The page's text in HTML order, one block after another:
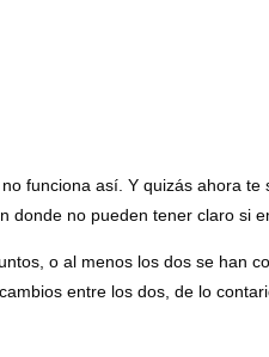
funciona así. Y quizás ahora te
no pueden tener claro si
o al menos los dos se han
entre los dos, de lo